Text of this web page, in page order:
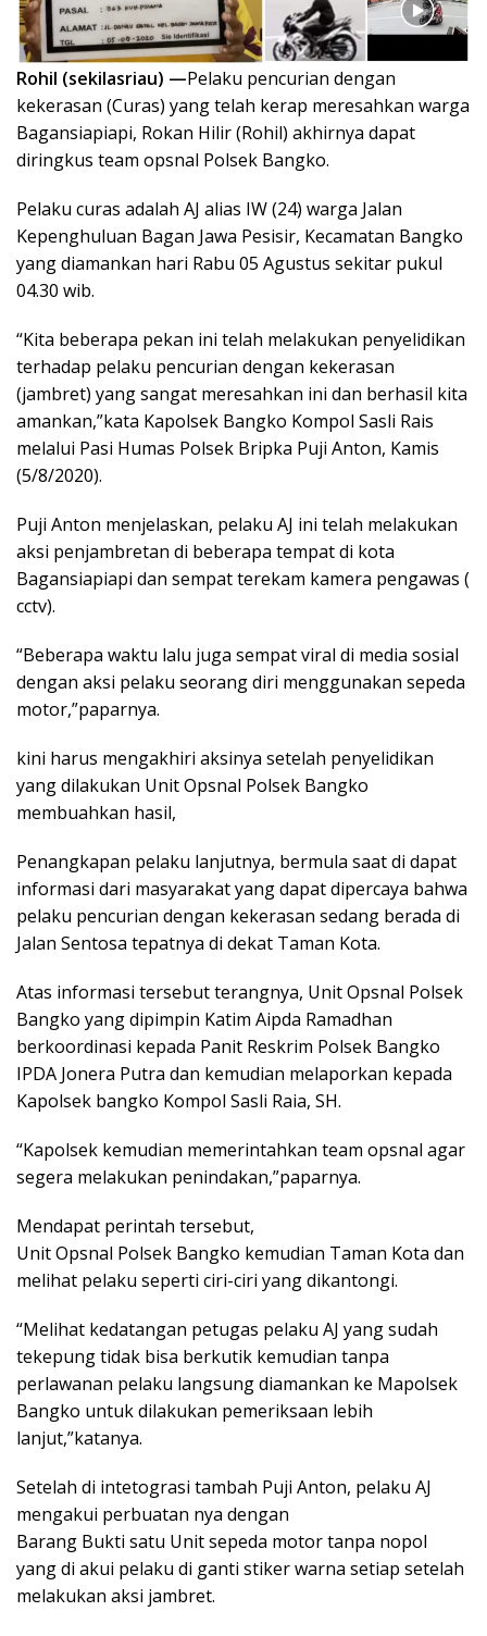
Rohil (sekilasriau) —Pelaku pencurian dengan
kekerasan (Curas) yang telah kerap meresahkan warga
Bagansiapiapi, Rokan Hilir (Rohil) akhirnya dapat
diringkus team opsnal Polsek Bangko.
Pelaku curas adalah AJ alias IW (24) warga Jalan
Kepenghuluan Bagan Jawa Pesisir, Kecamatan Bangko
yang diamankan hari Rabu 05 Agustus sekitar pukul
04.30 wib.
“Kita beberapa pekan ini telah melakukan penyelidikan
terhadap pelaku pencurian dengan kekerasan
(jambret) yang sangat meresahkan ini dan berhasil kita
amankan,”kata Kapolsek Bangko Kompol Sasli Rais
melalui Pasi Humas Polsek Bripka Puji Anton, Kamis
(5/8/2020).
Puji Anton menjelaskan, pelaku AJ ini telah melakukan
aksi penjambretan di beberapa tempat di kota
Bagansiapiapi dan sempat terekam kamera pengawas (
cctv).
“Beberapa waktu lalu juga sempat viral di media sosial
dengan aksi pelaku seorang diri menggunakan sepeda
motor,”paparnya.
kini harus mengakhiri aksinya setelah penyelidikan
yang dilakukan Unit Opsnal Polsek Bangko
membuahkan hasil,
Penangkapan pelaku lanjutnya, bermula saat di dapat
informasi dari masyarakat yang dapat dipercaya bahwa
pelaku pencurian dengan kekerasan sedang berada di
Jalan Sentosa tepatnya di dekat Taman Kota.
Atas informasi tersebut terangnya, Unit Opsnal Polsek
Bangko yang dipimpin Katim Aipda Ramadhan
berkoordinasi kepada Panit Reskrim Polsek Bangko
IPDA Jonera Putra dan kemudian melaporkan kepada
Kapolsek bangko Kompol Sasli Raia, SH.
“Kapolsek kemudian memerintahkan team opsnal agar
segera melakukan penindakan,”paparnya.
Mendapat perintah tersebut,
Unit Opsnal Polsek Bangko kemudian Taman Kota dan
melihat pelaku seperti ciri-ciri yang dikantongi.
“Melihat kedatangan petugas pelaku AJ yang sudah
tekepung tidak bisa berkutik kemudian tanpa
perlawanan pelaku langsung diamankan ke Mapolsek
Bangko untuk dilakukan pemeriksaan lebih
lanjut,”katanya.
Setelah di intetograsi tambah Puji Anton, pelaku AJ
mengakui perbuatan nya dengan
Barang Bukti satu Unit sepeda motor tanpa nopol
yang di akui pelaku di ganti stiker warna setiap setelah
melakukan aksi jambret.